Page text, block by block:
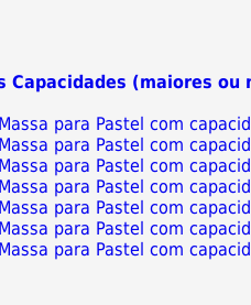
Capacidades (maiores ou
para Pastel com
para Pastel com
para Pastel com
para Pastel com
para Pastel com
para Pastel com
para Pastel com